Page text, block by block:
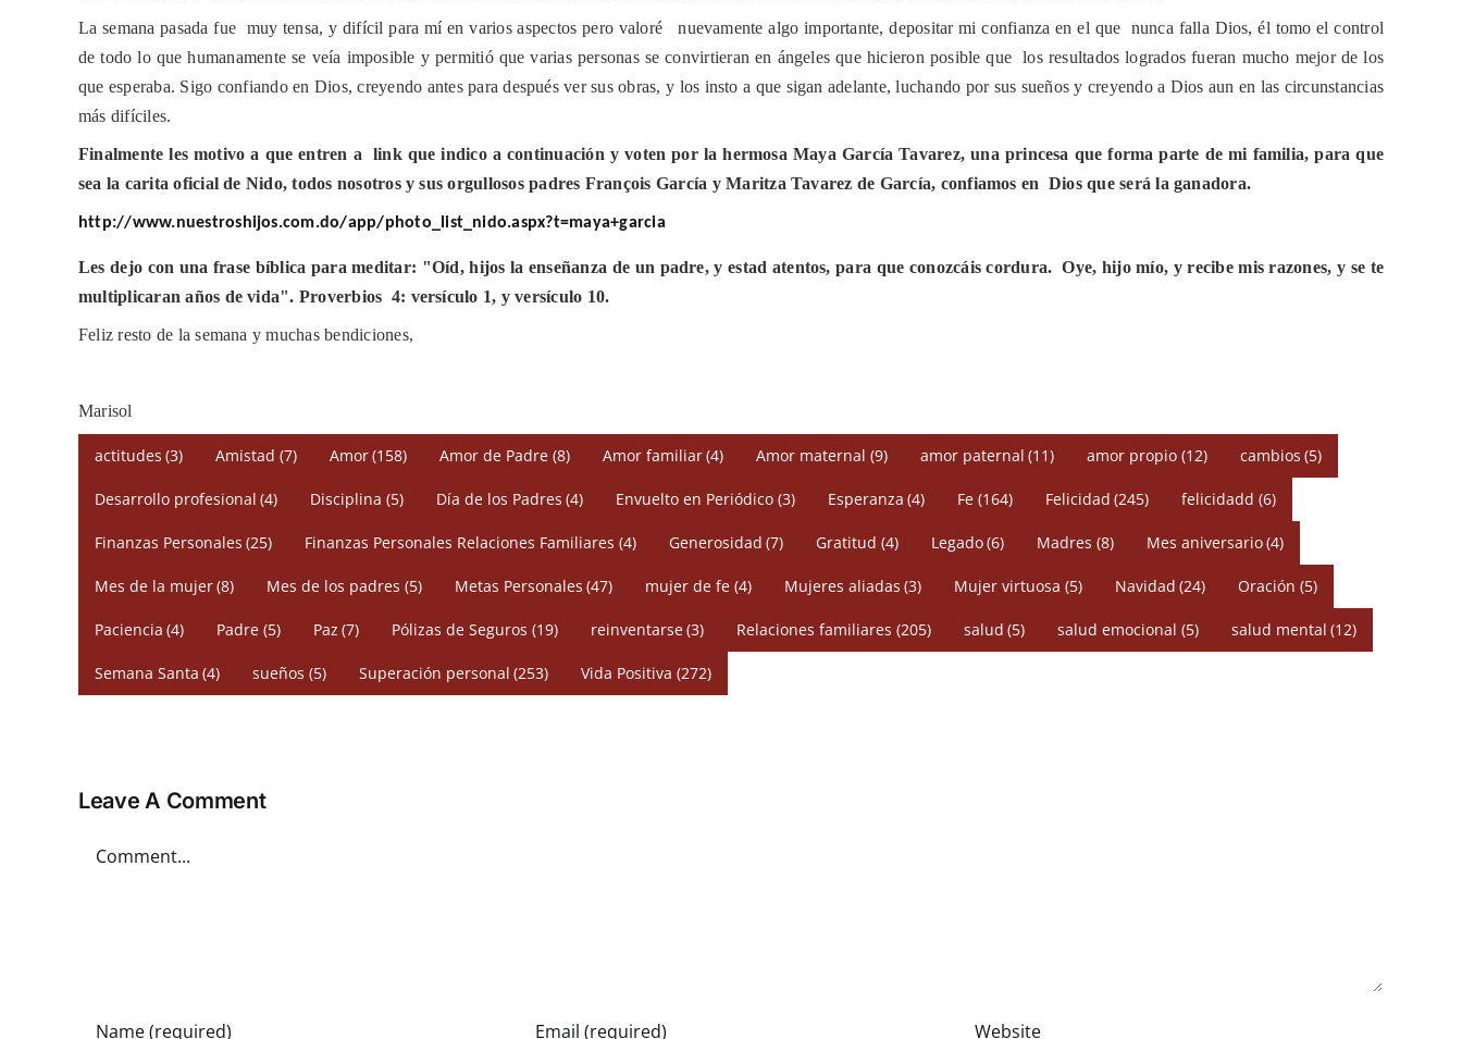
La semana pasada fue muy tensa, y difícil para mí en varios aspectos pero valoré nuevamente algo importante, depositar mi confianza en el que nunca falla Dios, él tomo el control
de todo lo que humanamente se veía imposible y permitió que varias personas se convirtieran en ángeles que hicieron posible que los resultados logrados fueran mucho mejor de los
que esperaba. Sigo confiando en Dios, creyendo antes para después ver sus obras, y los insto a que sigan adelante, luchando por sus sueños y creyendo a Dios aun en las circunstancias
más difíciles.
Finalmente les motivo a que entren a
link que indico a continuación y voten por la hermosa Maya García Tavarez, una princesa que forma parte de mi familia, para que
sea la carita oficial de Nido, todos nosotros y sus orgullosos padres François García y Maritza Tavarez de García, confiamos en Dios que será la ganadora.
http://www.nuestroshijos.com.do/app/photo_list_nido.aspx?t=maya+garcia
Les dejo con una frase bíblica para meditar: "Oíd, hijos la enseñanza de un padre, y estad atentos, para que conozcáis cordura. Oye, hijo mío, y recibe mis razones, y se te
multiplicaran años de vida". Proverbios 4: versículo 1, y versículo 10.
Feliz resto de la semana y muchas bendiciones,
Marisol
actitudes (3) Amistad (7) Amor(158) Amor de Padre (8) Amor familiar(4) Amor maternal (9) amor paternal (11) amor propio (12) cambios (5)
Desarrollo profesional (4) Disciplina (5) Día de los Padres (4) Envuelto en Periódico (3) Esperanza (4) Fe (164) Felicidad (245) felicidadd (6)
Finanzas Personales (25) Finanzas Personales Relaciones Familiares (4) Generosidad (7) Gratitud (4) Legado(6) Madres (8) Mes aniversario(4)
Mes de la mujer(8) Mes de los padres (5) Metas Personales (47) mujer de fe (4) Mujeres aliadas (3) Mujer virtuosa (5) Navidad (24) Oración (5)
Paciencia (4) Padre (5) Paz (7) Pólizas de Seguros (19) reinventarse(3) Relaciones familiares (205) salud (5) salud emocional (5) salud mental (12)
Semana Santa (4) sueños (5) Superación personal (253) Vida Positiva (272)
Leave A Comment